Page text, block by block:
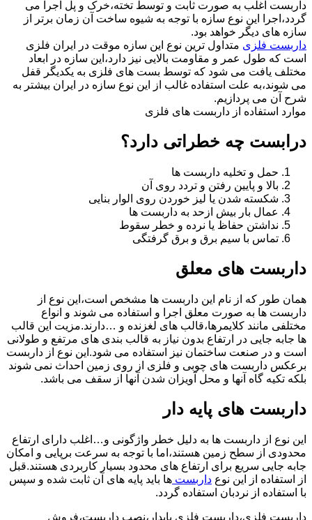
داربست اغلب به صورت ثابت و توسط تخته،خرک و پل اجرا می
گردد،اجرا این نوع سازه با توجه به شیوه ساخت آن زمان برتر از
سازه های دیگر خواهد بود.
داربست فلزی متداول ترین نوع این سازه موقت در ایران فلزی
است که طول عمر و مقاومت بالایی نیز دارد،این سازه در ابعاد
مختلف یافت می شود که توسط بست های فلزی به یکدیگر قفل
می شوند،به علت استفاده غالب از این نوع سازه در ایران بیشتر به
شرح آن می پردازیم.
موارد استفاده از داربست های فلزی
درابست چه خطراتی دارد؟
حمل و تخلیه داربست ها
بالا و پایین رفتن و تردد روی آن
شکسته شدن یا لیز خوردن روی الوار بنایی
عمال بار بیش ازحد به داربست ها
نداشتن حفاظ یا نرده و خطر سقوط
تماس با سیم برق و برق گرفتگی
داربست های معلق
همان طور که از نام این داربست ها مشخص است،این نوع از
داربست ها به صورت معلق اجرا و استفاده می شوند و انواع
مختلفی مانند کلایمرها،قالب های لغزنده و …دارند.مزیت این قالب
ها جابه جایی در ارتفاع بدون نیاز به قالب بندی های مرتفع و طولانی
است و در صنعت ساختمان نیز استفاده می شود.این نوع از داربست
برعکس داربست های چوبی و فلزی از روی زمین احداث نمی شوند
بلکه تکیه گاه آنها و محل آویزان شدن آنها از سقف می باشد.
داربست های پایه دار
این نوع از داربست ها به دلیل خطر واژگونی و…اغلب دارای ارتفاع
محدودی از سطح زمین هستند،اما با توجه به سرعت برپایی و امکان
جابه جایی سریع برای ارتفاع های محدود بسیار کاربردی هستند.قبل
از استفاده از این نوع داربست ها باید پایه های آن ثابت شده و سپس
با استفاده از نردبان استفاده گردد.
داربست فلزی،داربست فلزی پایدار،نصب داربست،فروش